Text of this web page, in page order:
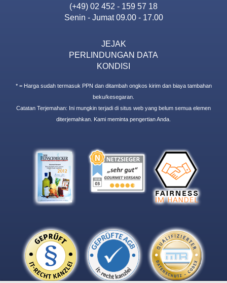
(+49) 02 452 - 159 57 18
Senin - Jumat 09.00 - 17.00
JEJAK
PERLINDUNGAN DATA
KONDISI
* = Harga sudah termasuk PPN dan ditambah ongkos kirim dan biaya tambahan
beku/kesegaran.
Catatan Terjemahan: Ini mungkin terjadi di situs web yang belum semua elemen
diterjemahkan. Kami meminta pengertian Anda.